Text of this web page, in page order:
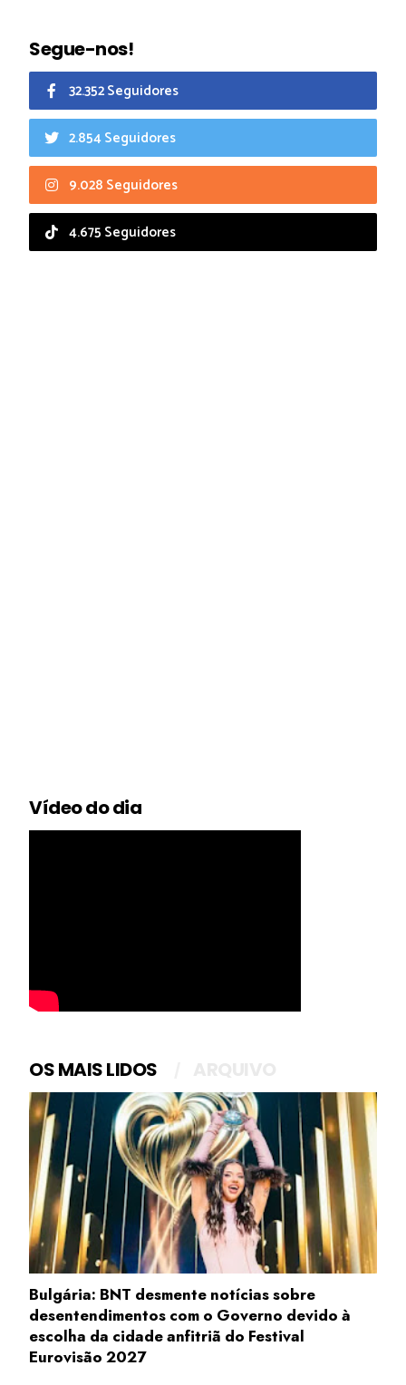
Segue-nos!
32.352 Seguidores
2.854 Seguidores
9.028 Seguidores
4.675 Seguidores
Vídeo do dia
OS MAIS LIDOS
Bulgária: BNT desmente notícias sobre
desentendimentos com o Governo devido à
escolha da cidade anfitriã do Festival
Eurovisão 2027